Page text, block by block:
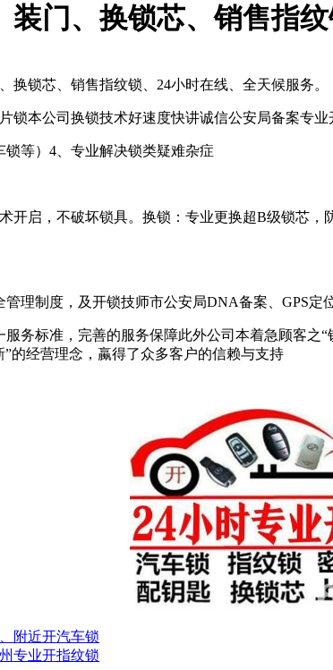
门、换锁芯、销售指
锁芯、销售指纹锁、24小时在线、全天候服务。
锁本公司换锁技术好速度快讲诚信公安局备案专
等）4、专业解决锁类疑难杂症
开启，不破坏锁具。换锁：专业更换超B级锁芯
理制度，及开锁技师市公安局DNA备案、GPS定
务标准，完善的服务保障此外公司本着急顾客之
的经营理念，蠃得了众多客户的信赖与支持
附近开汽车锁
专业开指纹锁